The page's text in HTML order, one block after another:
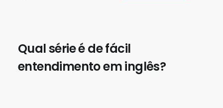
Qual série é de fácil
entendimento em inglês?